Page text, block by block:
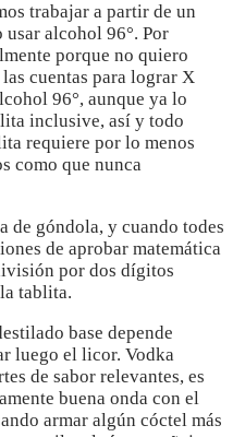
trabajar a partir de un
alcohol 96°. Por
porque no quiero
cuentas para lograr X
96°, aunque ya lo
inclusive, así y todo
requiere por lo menos
como que nunca
de góndola, y cuando todes
de aprobar matemática
por dos dígitos
tablita.
base depende
luego el licor. Vodka
de sabor relevantes, es
buena onda con el
armar algún cóctel más